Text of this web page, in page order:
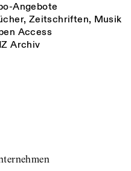
Angebote
Zeitschriften, Musik
Access
Archiv